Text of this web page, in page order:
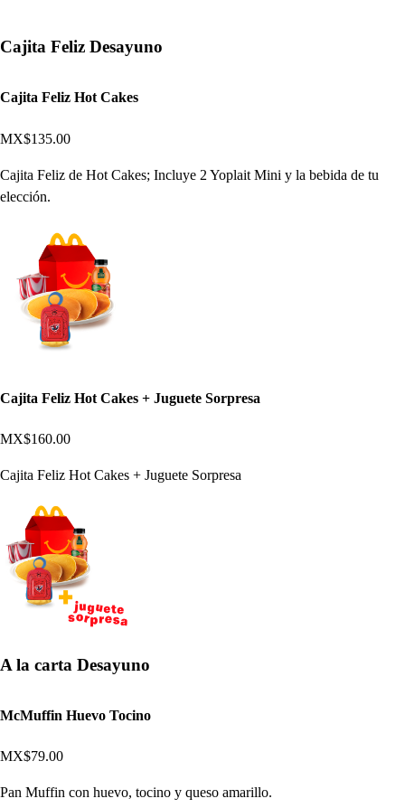
Cajita Feliz Desayuno
Cajita Feliz Hot Cakes
MX$135.00
Cajita Feliz de Hot Cakes; Incluye 2 Yoplait Mini y la bebida de tu
elección.
Cajita Feliz Hot Cakes + Juguete Sorpresa
MX$160.00
Cajita Feliz Hot Cakes + Juguete Sorpresa
A la carta Desayuno
McMuffin Huevo Tocino
MX$79.00
Pan Muffin con huevo, tocino y queso amarillo.